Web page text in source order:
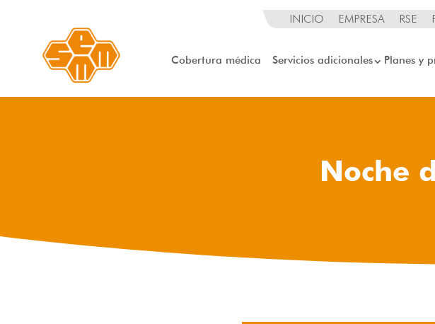
INICIO EMPRESA RSE
Cobertura médica Servicios adicionales Planes y
Noche